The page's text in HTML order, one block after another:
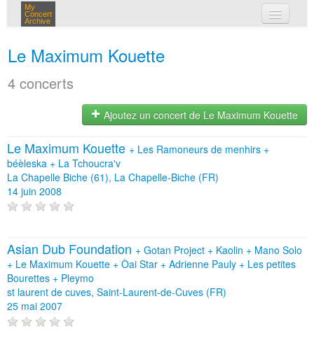
My
Concert
Archive
Le Maximum Kouette
4 concerts
Ajoutez un concert de Le Maximum Kouette
Le Maximum Kouette + Les Ramoneurs de menhirs +
béèleska + La Tchoucra'v
La Chapelle Biche (61), La Chapelle-Biche (FR)
14 juin 2008
Asian Dub Foundation + Gotan Project + Kaolin + Mano Solo
+ Le Maximum Kouette + Òai Star + Adrienne Pauly + Les petites
Bourettes + Pleymo
st laurent de cuves, Saint-Laurent-de-Cuves (FR)
25 mai 2007